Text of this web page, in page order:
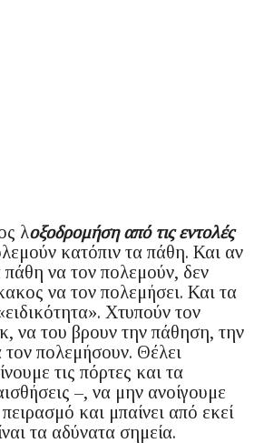
λοξοδρομήση από τις εντολές
κατόπιν τα πάθη. Και αν
πάθη να τον πολεμούν, δεν
να τον πολεμήσει. Και τα
Χτυπούν τον
να του βρουν την πάθηση, την
τον πολεμήσουν. Θέλει
τις πόρτες και τα
–, να μην ανοίγουμε
και μπαίνει από εκεί
τα αδύνατα σημεία.